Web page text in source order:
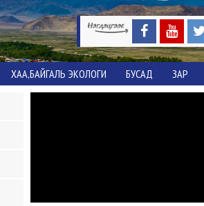
ХАА,БАЙГАЛЬ ЭКОЛОГИ БУСАД ЗАР